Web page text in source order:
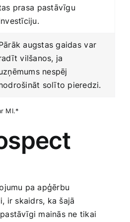
prasa⁢ pastāvīgu
augstas gaidas⁣ var​
vilšanos, ja​
nespēj
solīto​ pieredzi.
MI.*
pa apģērbu
ir skaidrs, ​ka šajā
mainās ne tikai